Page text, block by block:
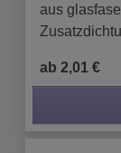
aus
ab 2,01 €